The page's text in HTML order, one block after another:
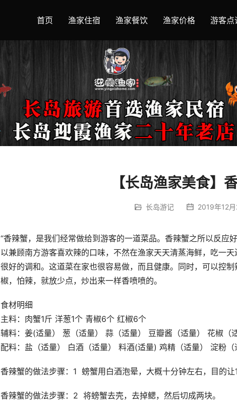
首页 渔家住宿 渔家餐饮 渔家价格 游客点
【长岛渔家美食】
长岛游记 2019年12
“香辣蟹，是我们经常做给到游客的一道菜品。香辣蟹之所以反应
以兼顾南方游客喜欢辣的口味，不然在渔家天天清蒸海鲜，吃一
很好的调和。这道菜在家也很容易做，而且健康。同时，可以控
椒，怕辣，就放少点，炒出来一样香喷喷的。
食材明细
主料：肉蟹1斤 洋葱1个 青椒6个 红椒6个
辅料：姜(适量） 葱（适量） 蒜（适量） 豆瓣酱（适量） 花椒（
配料：盐（适量） 白酒（适量） 料酒(适量) 鸡精（适量） 淀粉（
香辣蟹的做法步骤：1  螃蟹用白酒泡晕，大概十分钟左右，目的
香辣蟹的做法步骤：2  将螃蟹去壳，去掉鳃，然后切成两块。